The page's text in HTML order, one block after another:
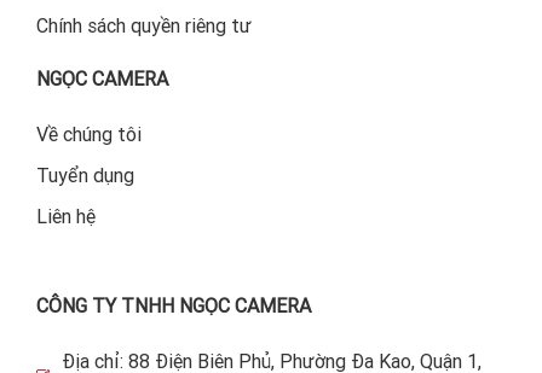
Chính sách quyền riêng tư
NGỌC CAMERA
Về chúng tôi
Tuyển dụng
Liên hệ
CÔNG TY TNHH NGỌC CAMERA
Địa chỉ: 88 Điện Biên Phủ, Phường Đa Kao, Quận 1,